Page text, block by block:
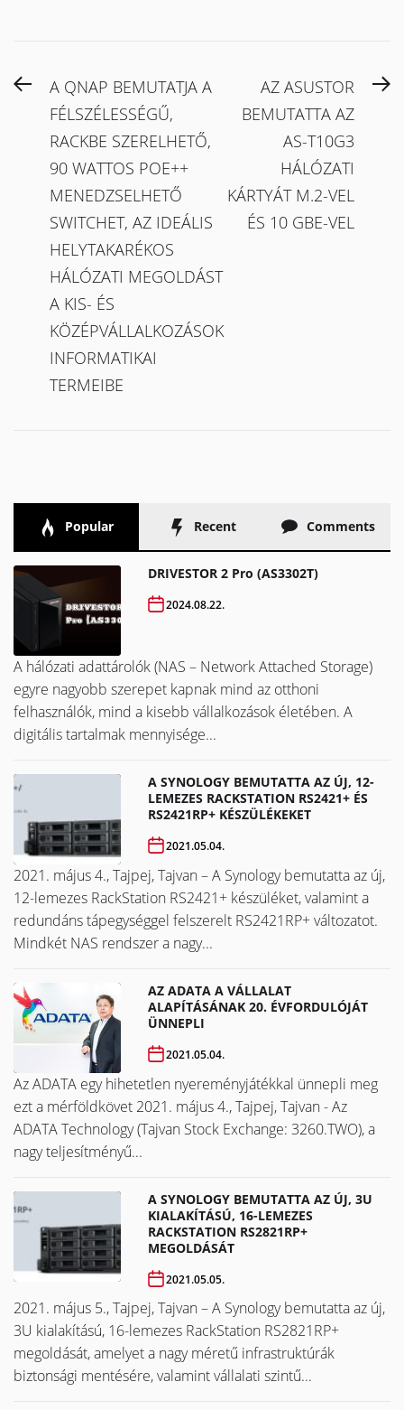
Bejegyzés
navigáció
PreviousA QNAP BEMUTATJA A
FÉLSZÉLESSÉGŰ,
RACKBE SZERELHETŐ,
90 WATTOS POE++
MENEDZSELHETŐ
SWITCHET, AZ IDEÁLIS
HELYTAKARÉKOS
HÁLÓZATI MEGOLDÁST
A KIS- ÉS
KÖZÉPVÁLLALKOZÁSOK
INFORMATIKAI
TERMEIBE
AZ ASUSTOR
BEMUTATTA AZ
AS-T10G3
HÁLÓZATI
KÁRTYÁT M.2-VEL
ÉS 10 GBE-VEL
Popular Recent Comments
DRIVESTOR 2 Pro (AS3302T)
2024.08.22.
A hálózati adattárolók (NAS – Network Attached Storage)
egyre nagyobb szerepet kapnak mind az otthoni
felhasználók, mind a kisebb vállalkozások életében. A
digitális tartalmak mennyisége...
A SYNOLOGY BEMUTATTA AZ ÚJ, 12-
LEMEZES RACKSTATION RS2421+ ÉS
RS2421RP+ KÉSZÜLÉKEKET
2021.05.04.
2021. május 4., Tajpej, Tajvan – A Synology bemutatta az új,
12-lemezes RackStation RS2421+ készüléket, valamint a
redundáns tápegységgel felszerelt RS2421RP+ változatot.
Mindkét NAS rendszer a nagy...
AZ ADATA A VÁLLALAT
ALAPÍTÁSÁNAK 20. ÉVFORDULÓJÁT
ÜNNEPLI
2021.05.04.
Az ADATA egy hihetetlen nyereményjátékkal ünnepli meg
ezt a mérföldkövet ​​​​​​​2021. május 4., Tajpej, Tajvan - Az
ADATA Technology (Tajvan Stock Exchange: 3260.TWO), a
nagy teljesítményű...
A SYNOLOGY BEMUTATTA AZ ÚJ, 3U
KIALAKÍTÁSÚ, 16-LEMEZES
RACKSTATION RS2821RP+
MEGOLDÁSÁT
2021.05.05.
2021. május 5., Tajpej, Tajvan – A Synology bemutatta az új,
3U kialakítású, 16-lemezes RackStation RS2821RP+
megoldását, amelyet a nagy méretű infrastruktúrák
biztonsági mentésére, valamint vállalati szintű...